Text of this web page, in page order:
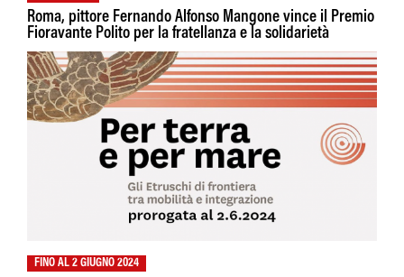
Roma, pittore Fernando Alfonso Mangone vince il Premio
Fioravante Polito per la fratellanza e la solidarietà
FINO AL 2 GIUGNO 2024